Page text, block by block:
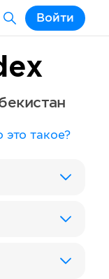
Войти
это такое?